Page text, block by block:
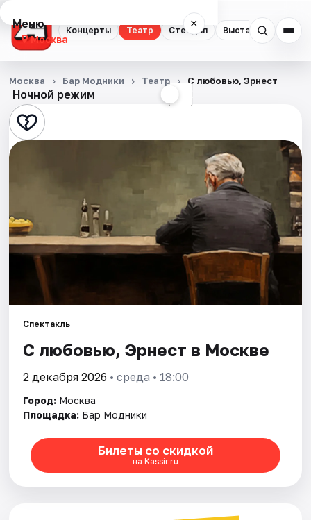
Концерты Театр Стендап Выставки
Меню ×
Москва
Концерты
Театр
Стендап
Экскурсии
Спорт
События
Города
Площадки
Артисты
Рейтинги
Ночной режим ☾
Москва Бар Модники Театр С любовью, Эрнест
Спектакль
С любовью, Эрнест в Москве
2 декабря 2026 • среда • 18:00
Город: Москва
Площадка: Бар Модники
Билеты со скидкой
на Kassir.ru